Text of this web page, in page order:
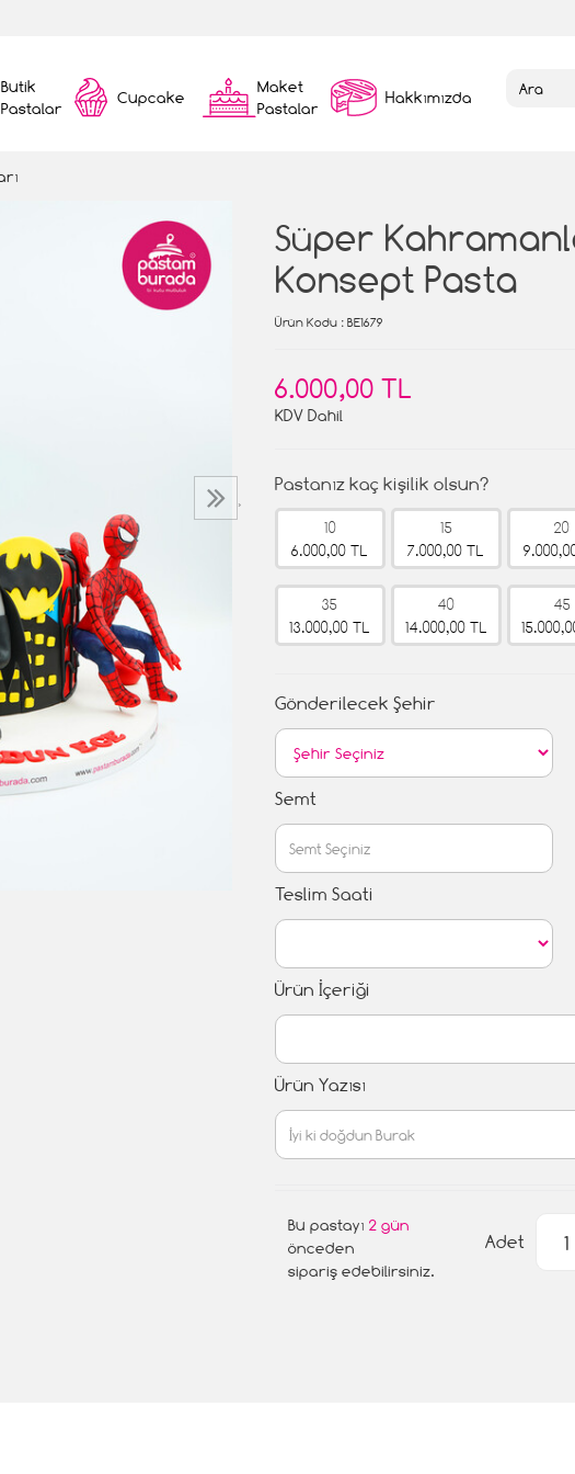
Butik
Pastalar
Cupcake
Maket
Pastalar
Hakkımızda
›
Süper
Konsept Pasta
Ürün Kodu : BE1679
6.000,00 TL
KDV Dahil
Pastanız kaç kişilik olsun?
10
6.000,00 TL
15
7.000,00 TL
20
35
13.000,00 TL
40
14.000,00 TL
45
Gönderilecek Şehir
Semt
Teslim Saati
Ürün İçeriği
Ürün Yazısı
Bu pastayı 2 gün
önceden
sipariş edebilirsiniz.
Adet